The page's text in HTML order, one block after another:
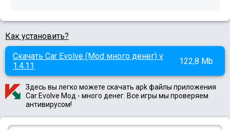
Как установить?
Скачать Car Evolve (Mod много денег) v
1.4.11
122,8 Mb
Здесь вы легко можете скачать apk файлы приложения
Car Evolve Мод - много денег. Все игры мы проверяем
антивирусом!